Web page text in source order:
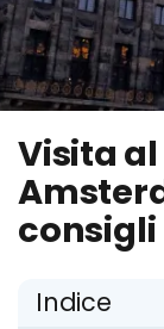
Visita al
consigli
Indice